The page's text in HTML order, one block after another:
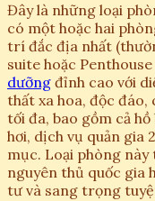
Đây là những loại
có một hoặc hai
trí đắc địa nhất
suite hoặc
dưỡng đỉnh cao với
thất xa hoa, độc đáo,
tối đa, bao gồm cả
hơi, dịch vụ quản gia
mục. Loại phòng này
nguyên thủ quốc gia
tư và sang trọng